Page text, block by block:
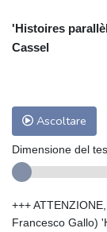
'Histoires
Cassel
Ascoltare
Dimensione del
+++
Francesco Gallo)